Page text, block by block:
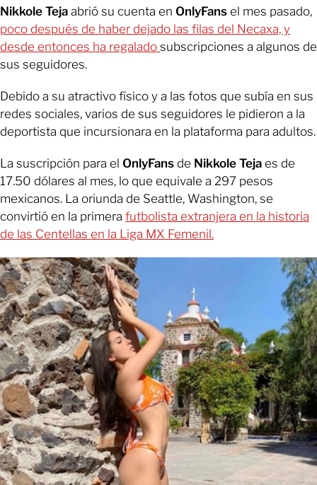
Nikkole Teja abrió su cuenta en OnlyFans el mes pasado,
poco después de haber dejado las filas del Necaxa, y
desde entonces ha regalado subscripciones a algunos de
sus seguidores.
Debido a su atractivo físico y a las fotos que subía en sus
redes sociales, varios de sus seguidores le pidieron a la
deportista que incursionara en la plataforma para adultos.
La suscripción para el OnlyFans de Nikkole Teja es de
17.50 dólares al mes, lo que equivale a 297 pesos
mexicanos. La oriunda de Seattle, Washington, se
convirtió en la primera futbolista extranjera en la historia
de las Centellas en la Liga MX Femenil.